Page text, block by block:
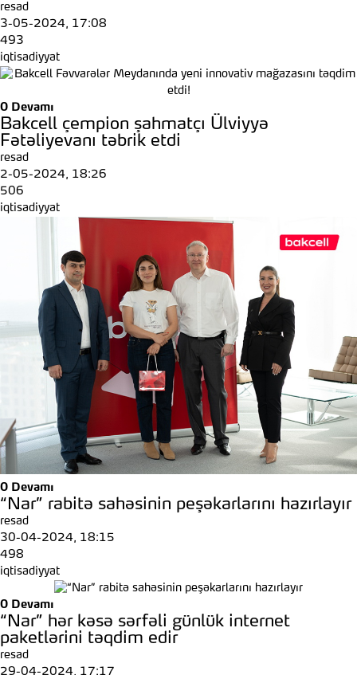
resad
3-05-2024, 17:08
493
iqtisadiyyat
0 Devamı
Bakcell çempion şahmatçı Ülviyyə
Fətəliyevanı təbrik etdi
resad
2-05-2024, 18:26
506
iqtisadiyyat
0 Devamı
“Nar” rabitə sahəsinin peşəkarlarını hazırlayır
resad
30-04-2024, 18:15
498
iqtisadiyyat
0 Devamı
“Nar” hər kəsə sərfəli günlük internet
paketlərini təqdim edir
resad
29-04-2024, 17:17